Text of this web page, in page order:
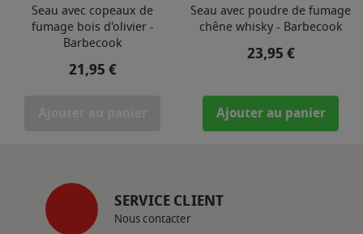
Seau avec copeaux de
fumage bois d'olivier -
Barbecook
Prix
21,95 €
Seau avec poudre de fumage
chêne whisky - Barbecook
Prix
23,95 €
Ajouter au panier
SERVICE CLIENT
Nous contacter